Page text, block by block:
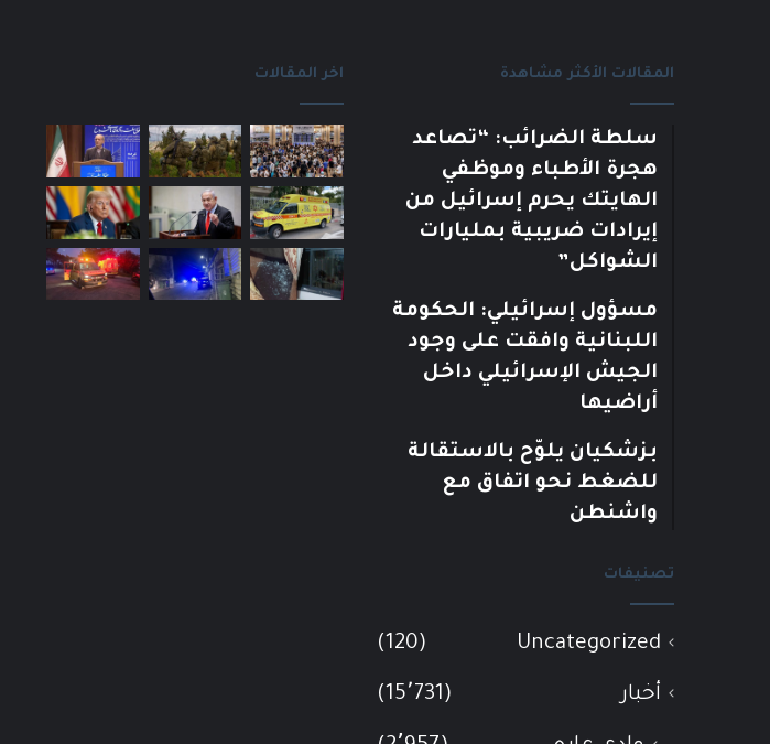
المقالات الأكثر مشاهدة
سلطة الضرائب: “تصاعد
هجرة الأطباء وموظفي
الهايتك يحرم إسرائيل من
إيرادات ضريبية بمليارات
الشواكل”
مسؤول إسرائيلي: الحكومة
اللبنانية وافقت على وجود
الجيش الإسرائيلي داخل
أراضيها
بزشكيان يلوّح بالاستقالة
للضغط نحو اتفاق مع
واشنطن
تصنيفات
Uncategorized
(120)
أخبار (15٬731)
اخر المقالات